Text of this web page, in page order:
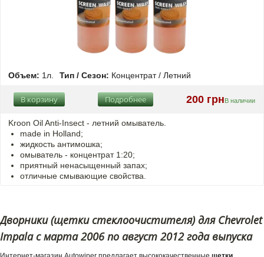
Объем: 1л. Тип / Сезон: Концентрат / Летний
200 грнВ наличии
Подробнее
В корзину
Kroon Oil Anti-Insect - летний омыватель.
made in Holland;
жидкость антимошка;
омыватель - концентрат 1:20;
приятный ненасыщенный запах;
отличные смывающие свойства.
Дворники (щетки стеклоочистителя) для Chevrolet
Impala с марта 2006 по август 2012 года выпуска